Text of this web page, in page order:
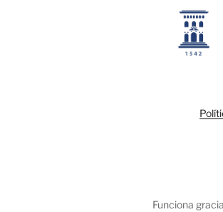
Funciona